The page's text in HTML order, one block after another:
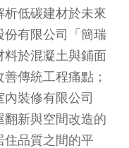
低碳建材於未來
份有限公司「簡瑞
料於混凝土與鋪面
傳統工程痛點；
裝修有限公司
翻新與空間改造的
住品質之間的平